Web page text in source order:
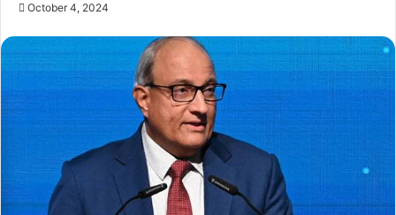
October 4, 2024